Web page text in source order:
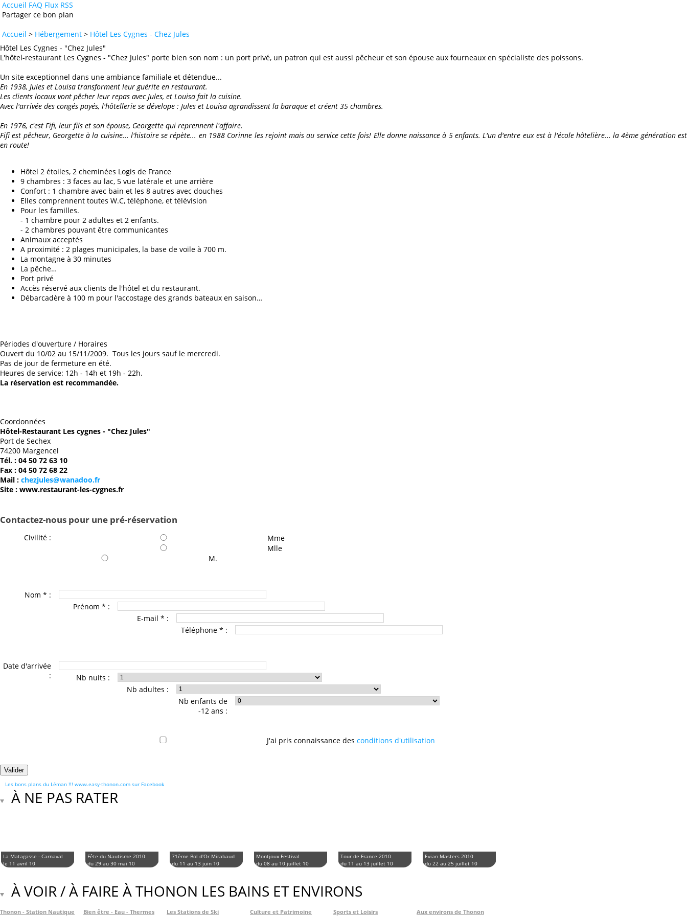
Accueil FAQ Flux RSS
Partager ce bon plan
Accueil > Hébergement > Hôtel Les Cygnes - Chez Jules
Hôtel Les Cygnes - "Chez Jules"
L'hôtel-restaurant Les Cygnes - "Chez Jules" porte bien son nom : un port privé, un patron qui est aussi pêcheur et son épouse aux fourneaux en spécialiste des poissons.
Un site exceptionnel dans une ambiance familiale et détendue...
En 1938, Jules et Louisa transforment leur guérite en restaurant.
Les clients locaux vont pêcher leur repas avec Jules, et Louisa fait la cuisine.
Avec l'arrivée des congés payés, l'hôtellerie se dévelope : Jules et Louisa agrandissent la baraque et créent 35 chambres.
En 1976, c'est Fifi, leur fils et son épouse, Georgette qui reprennent l'affaire.
Fifi est pêcheur, Georgette à la cuisine... l'histoire se répète... en 1988 Corinne les rejoint mais au service cette fois! Elle donne naissance à 5 enfants. L'un d'entre eux est à l'école hôtelière... la 4ème génération est
en route!
Hôtel 2 étoiles, 2 cheminées Logis de France
9 chambres : 3 faces au lac, 5 vue latérale et une arrière
Confort : 1 chambre avec bain et les 8 autres avec douches
Elles comprennent toutes W.C, téléphone, et télévision
Pour les familles.
- 1 chambre pour 2 adultes et 2 enfants.
- 2 chambres pouvant être communicantes
Animaux acceptés
A proximité : 2 plages municipales, la base de voile à 700 m.
La montagne à 30 minutes
La pêche…
Port privé
Accès réservé aux clients de l'hôtel et du restaurant.
Débarcadère à 100 m pour l'accostage des grands bateaux en saison…
Périodes d'ouverture / Horaires
Ouvert du 10/02 au 15/11/2009. Tous les jours sauf le mercredi.
Pas de jour de fermeture en été.
Heures de service: 12h - 14h et 19h - 22h.
La réservation est recommandée.
Coordonnées
Hôtel-Restaurant Les cygnes - "Chez Jules"
Port de Sechex
74200 Margencel
Tél. : 04 50 72 63 10
Fax : 04 50 72 68 22
Mail : chezjules@wanadoo.fr
Site : www.restaurant-les-cygnes.fr
Contactez-nous pour une pré-réservation
Civilité :
Mme
Mlle
M.
Nom * :
Prénom * :
E-mail * :
Téléphone * :
Date d'arrivée
:
Nb nuits :
Nb adultes :
Nb enfants de
-12 ans :
J'ai pris connaissance des conditions d'utilisation
Les bons plans du Léman !!! www.easy-thonon.com sur Facebook
À NE PAS RATER
La Matagasse - Carnaval
le 11 avril 10
Fête du Nautisme 2010
du 29 au 30 mai 10
71ème Bol d'Or Mirabaud
du 11 au 13 juin 10
Montjoux Festival
du 08 au 10 juillet 10
Tour de France 2010
du 11 au 13 juillet 10
Evian Masters 2010
du 22 au 25 juillet 10
À VOIR / À FAIRE À THONON LES BAINS ET ENVIRONS
Thonon - Station Nautique Bien être - Eau - Thermes Les Stations de Ski Culture et Patrimoine Sports et Loisirs Aux environs de Thonon